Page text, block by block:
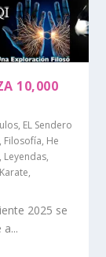
10,000
, EL Sendero
, Filosofía, He
, Leyendas,
,
2025 se